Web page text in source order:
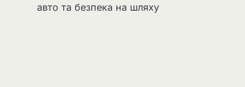
авто та безпека на шляху